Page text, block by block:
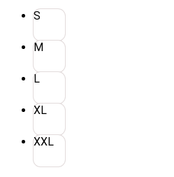
S
M
L
XL
XXL